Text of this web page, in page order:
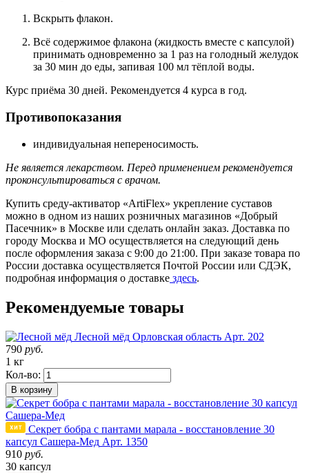
Вскрыть флакон.
Всё содержимое флакона (жидкость вместе с капсулой)
принимать одновременно за 1 раз на голодный желудок
за 30 мин до еды, запивая 100 мл тёплой воды.
Курс приёма 30 дней. Рекомендуется 4 курса в год.
Противопоказания
индивидуальная непереносимость.
Не является лекарством. Перед применением рекомендуется
проконсультироваться с врачом.
Купить среду-активатор «ArtiFlex» укрепление суставов
можно в одном из наших розничных магазинов «Добрый
Пасечник» в Москве или сделать онлайн заказ. Доставка по
городу Москва и МО осуществляется на следующий день
после оформления заказа с 9:00 до 21:00. При заказе товара по
России доставка осуществляется Почтой России или СДЭК,
подробная информация о доставке здесь.
Рекомендуемые товары
Лесной мёд Орловская область Арт. 202
790 руб.
1 кг
Кол-во:
В корзину
Секрет бобра с пантами марала - восстановление 30
капсул Сашера-Мед Арт. 1350
910 руб.
30 капсул